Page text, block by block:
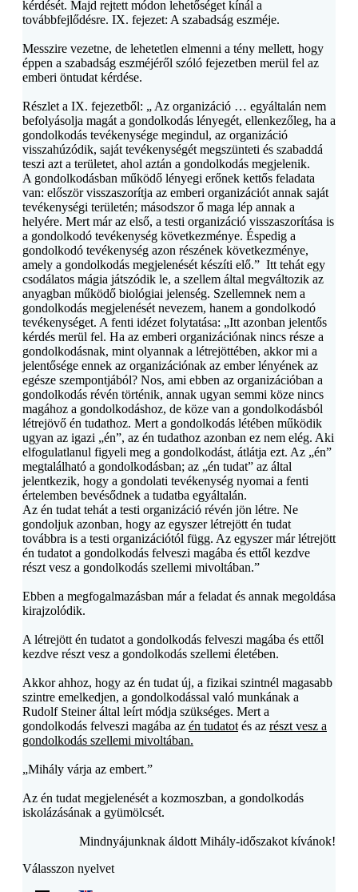
kérdését. Majd rejtett módon lehetőséget kínál a
továbbfejlődésre. IX. fejezet: A szabadság eszméje.
Messzire vezetne, de lehetetlen elmenni a tény mellett, hogy
éppen a szabadság eszméjéről szóló fejezetben merül fel az
emberi öntudat kérdése.
Részlet a IX. fejezetből: „ Az organizáció … egyáltalán nem
befolyásolja magát a gondolkodás lényegét, ellenkezőleg, ha a
gondolkodás tevékenysége megindul, az organizáció
visszahúzódik, saját tevékenységét megszünteti és szabaddá
teszi azt a területet, ahol aztán a gondolkodás megjelenik.
A gondolkodásban működő lényegi erőnek kettős feladata
van: először visszaszorítja az emberi organizációt annak saját
tevékenységi területén; másodszor ő maga lép annak a
helyére. Mert már az első, a testi organizáció visszaszorítása is
a gondolkodó tevékenység következménye. Éspedig a
gondolkodó tevékenység azon részének következménye,
amely a gondolkodás megjelenését készíti elő.” Itt tehát egy
csodálatos mágia játszódik le, a szellem által megváltozik az
anyagban működő biológiai jelenség. Szellemnek nem a
gondolkodás megjelenését nevezem, hanem a gondolkodó
tevékenységet. A fenti idézet folytatása: „Itt azonban jelentős
kérdés merül fel. Ha az emberi organizációnak nincs része a
gondolkodásnak, mint olyannak a létrejöttében, akkor mi a
jelentősége ennek az organizációnak az ember lényének az
egésze szempontjából? Nos, ami ebben az organizációban a
gondolkodás révén történik, annak ugyan semmi köze nincs
magához a gondolkodáshoz, de köze van a gondolkodásból
létrejövő én tudathoz. Mert a gondolkodás létében működik
ugyan az igazi „én”, az én tudathoz azonban ez nem elég. Aki
elfogulatlanul figyeli meg a gondolkodást, átlátja ezt. Az „én”
megtalálható a gondolkodásban; az „én tudat” az által
jelentkezik, hogy a gondolati tevékenység nyomai a fenti
értelemben bevésődnek a tudatba egyáltalán.
Az én tudat tehát a testi organizáció révén jön létre. Ne
gondoljuk azonban, hogy az egyszer létrejött én tudat
továbbra is a testi organizációtól függ. Az egyszer már létrejött
én tudatot a gondolkodás felveszi magába és ettől kezdve
részt vesz a gondolkodás szellemi mivoltában.”
Ebben a megfogalmazásban már a feladat és annak megoldása
kirajzolódik.
A létrejött én tudatot a gondolkodás felveszi magába és ettől
kezdve részt vesz a gondolkodás szellemi életében.
Akkor ahhoz, hogy az én tudat új, a fizikai szintnél magasabb
szintre emelkedjen, a gondolkodással való munkának a
Rudolf Steiner által leírt módja szükséges. Mert a
gondolkodás felveszi magába az én tudatot és az részt vesz a
gondolkodás szellemi mivoltában.
„Mihály várja az embert.”
Az én tudat megjelenését a kozmoszban, a gondolkodás
iskolázásának a gyümölcsét.
Mindnyájunknak áldott Mihály-időszakot kívánok!
Válasszon nyelvet